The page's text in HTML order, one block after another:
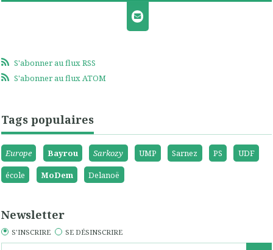
S'abonner au flux RSS
S'abonner au flux ATOM
Tags populaires
Europe Bayrou Sarkozy UMP Sarnez PS
UDF
école
MoDem Delanoë
Newsletter
S'INSCRIRE SE DÉSINSCRIRE